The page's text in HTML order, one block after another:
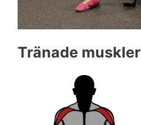
Tränade muskler